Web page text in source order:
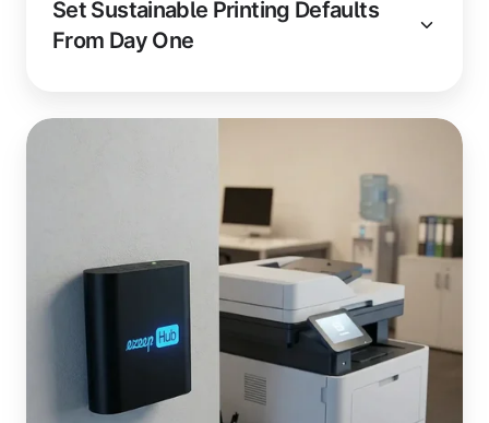
Set Sustainable Printing Defaults
From Day One